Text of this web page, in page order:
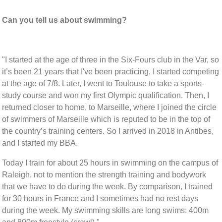
Can you tell us about swimming?
"I started at the age of three in the Six-Fours club in the Var, so
it’s been 21 years that I've been practicing, I started competing
at the age of 7/8. Later, I went to Toulouse to take a sports-
study course and won my first Olympic qualification. Then, I
returned closer to home, to Marseille, where I joined the circle
of swimmers of Marseille which is reputed to be in the top of
the country’s training centers. So I arrived in 2018 in Antibes,
and I started my BBA.
Today I train for about 25 hours in swimming on the campus of
Raleigh, not to mention the strength training and bodywork
that we have to do during the week. By comparison, I trained
for 30 hours in France and I sometimes had no rest days
during the week. My swimming skills are long swims: 400m